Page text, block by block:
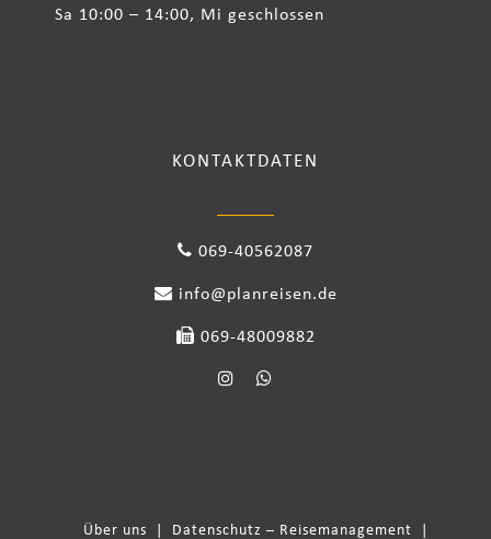
Sa 10:00 – 14:00, Mi geschlossen
KONTAKTDATEN
069-40562087
info@planreisen.de
069-48009882
Über uns Datenschutz – Reisemanagement